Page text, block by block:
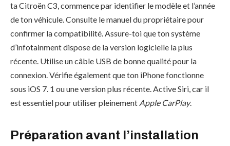
ta Citroën C3, commence par identifier le modèle et l’année
de ton véhicule. Consulte le manuel du propriétaire pour
confirmer la compatibilité. Assure-toi que ton système
d’infotainment dispose de la version logicielle la plus
récente. Utilise un câble USB de bonne qualité pour la
connexion. Vérifie également que ton iPhone fonctionne
sous iOS 7. 1 ou une version plus récente. Active Siri, car il
est essentiel pour utiliser pleinement Apple CarPlay.
Préparation avant l’installation